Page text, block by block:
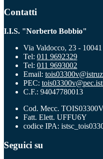
Contatti
I.I.S. "Norberto Bobbio"
Via Valdocco, 23 -
Tel: 011 9692329
Tel: 011 9693002
Email:
PEC:
C.F.: 94047780013
Cod. Mecc.
Fatt. Elett. UFFU6Y
codice IPA:
Seguici su